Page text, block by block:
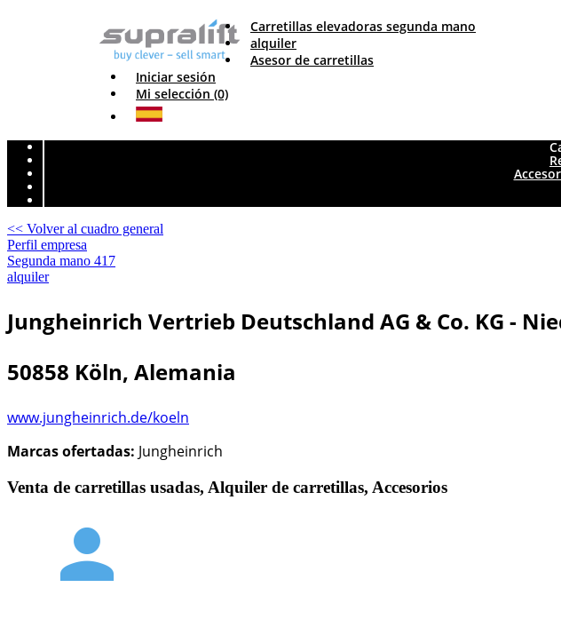
Carretillas elevadoras segunda mano
alquiler
Asesor de carretillas
Iniciar sesión
Mi selección (0)
<< Volver al cuadro general
Perfil empresa
Segunda mano 417
alquiler
Jungheinrich Vertrieb Deutschland AG & Co. KG -
50858 Köln, Alemania
www.jungheinrich.de/koeln
Marcas ofertadas: Jungheinrich
Venta de carretillas usadas, Alquiler de carretillas, Accesorios
person